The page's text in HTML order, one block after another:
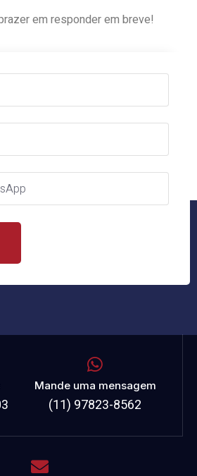
em responder em breve!
Mande uma mensagem
(11) 97823-8562